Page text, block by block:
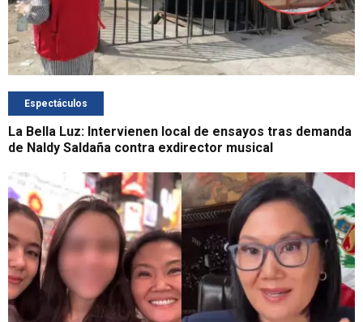
Espectáculos
La Bella Luz: Intervienen local de ensayos tras demanda
de Naldy Saldaña contra exdirector musical